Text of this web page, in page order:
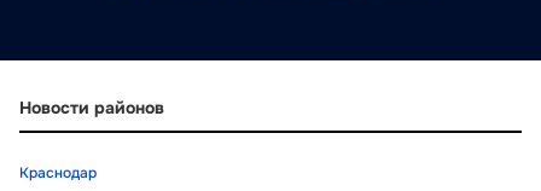
Новости районов
Краснодар